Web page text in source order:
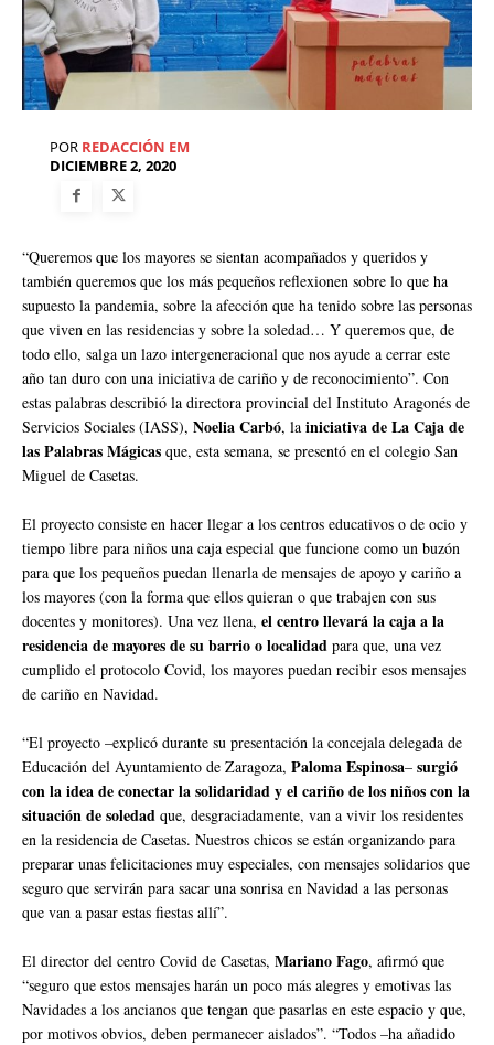
POR REDACCIÓN EM
DICIEMBRE 2, 2020
“Queremos que los mayores se sientan acompañados y queridos y
también queremos que los más pequeños reflexionen sobre lo que ha
supuesto la pandemia, sobre la afección que ha tenido sobre las personas
que viven en las residencias y sobre la soledad… Y queremos que, de
todo ello, salga un lazo intergeneracional que nos ayude a cerrar este
año tan duro con una iniciativa de cariño y de reconocimiento”. Con
estas palabras describió la directora provincial del Instituto Aragonés de
Servicios Sociales (IASS), Noelia Carbó, la iniciativa de La Caja de
las Palabras Mágicas que, esta semana, se presentó en el colegio San
Miguel de Casetas.
El proyecto consiste en hacer llegar a los centros educativos o de ocio y
tiempo libre para niños una caja especial que funcione como un buzón
para que los pequeños puedan llenarla de mensajes de apoyo y cariño a
los mayores (con la forma que ellos quieran o que trabajen con sus
docentes y monitores). Una vez llena, el centro llevará la caja a la
residencia de mayores de su barrio o localidad para que, una vez
cumplido el protocolo Covid, los mayores puedan recibir esos mensajes
de cariño en Navidad.
“El proyecto –explicó durante su presentación la concejala delegada de
Educación del Ayuntamiento de Zaragoza, Paloma Espinosa– surgió
con la idea de conectar la solidaridad y el cariño de los niños con la
situación de soledad que, desgraciadamente, van a vivir los residentes
en la residencia de Casetas. Nuestros chicos se están organizando para
preparar unas felicitaciones muy especiales, con mensajes solidarios que
seguro que servirán para sacar una sonrisa en Navidad a las personas
que van a pasar estas fiestas allí”.
El director del centro Covid de Casetas, Mariano Fago, afirmó que
“seguro que estos mensajes harán un poco más alegres y emotivas las
Navidades a los ancianos que tengan que pasarlas en este espacio y que,
por motivos obvios, deben permanecer aislados”. “Todos –ha añadido